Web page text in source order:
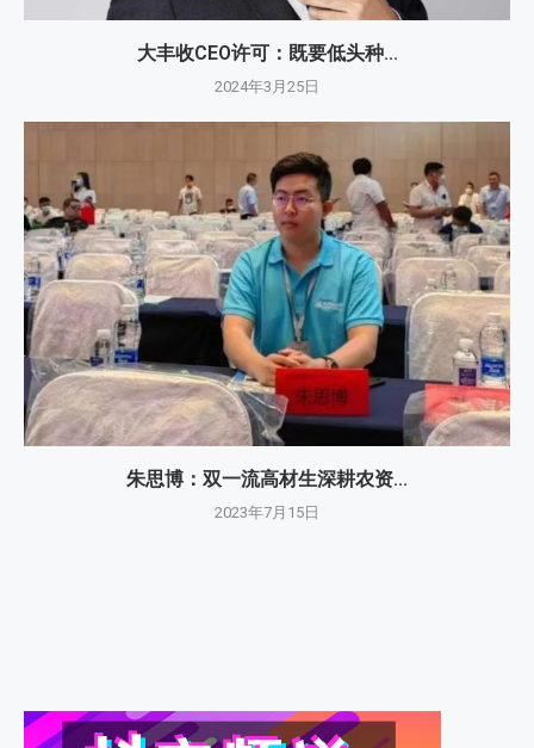
大丰收CEO许可：既要低头种...
2024年3月25日
朱思博：双一流高材生深耕农资...
2023年7月15日